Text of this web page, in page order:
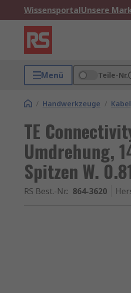
WissensportalUnsere
Menü Teile-Nr.
/ Handwerkzeuge /
TE
Umdrehung,
Spitzen W.
RS Best.-Nr.: 864-3620